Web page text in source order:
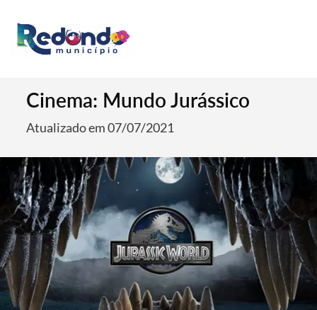
Cinema: Mundo Jurássico
Atualizado em 07/07/2021